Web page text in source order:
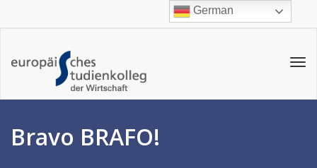
Bravo BRAFO!
German